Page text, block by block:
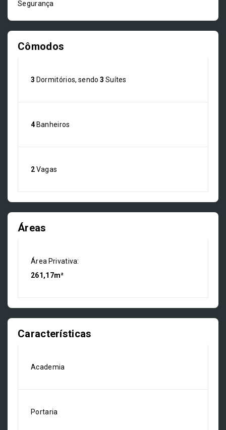
Segurança
Cômodos
3 Dormitórios, sendo3 Suítes
4Banheiros
2Vagas
Áreas
Área Privativa:
261,17m²
Características
Academia
Portaria